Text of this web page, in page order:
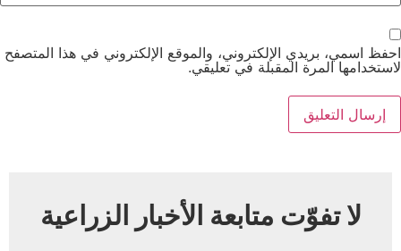
احفظ اسمي، بريدي الإلكتروني، والموقع الإلكتروني في هذا المتصفح
لاستخدامها المرة المقبلة في تعليقي.
لا تفوّت متابعة الأخبار الزراعية